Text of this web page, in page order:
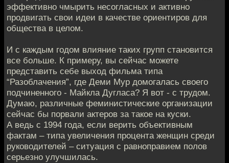
эффективно чмырить несогласных и активно
продвигать свои идеи в качестве ориентиров для
общества в целом.
И с каждым годом влияние таких групп становится
все больше. К примеру, вы сейчас можете
представить себе выход фильма типа
“Разоблачения”, где Деми Мур домогалась своего
подчиненного - Майкла Дугласа? Я вот - с трудом.
Думаю, различные феминистические организации
сейчас бы порвали актеров за такое на куски.
А ведь с 1994 года, если верить объективным
фактам – типа увеличения процента женщин среди
руководителей – ситуация с равноправием полов
серьезно улучшилась.